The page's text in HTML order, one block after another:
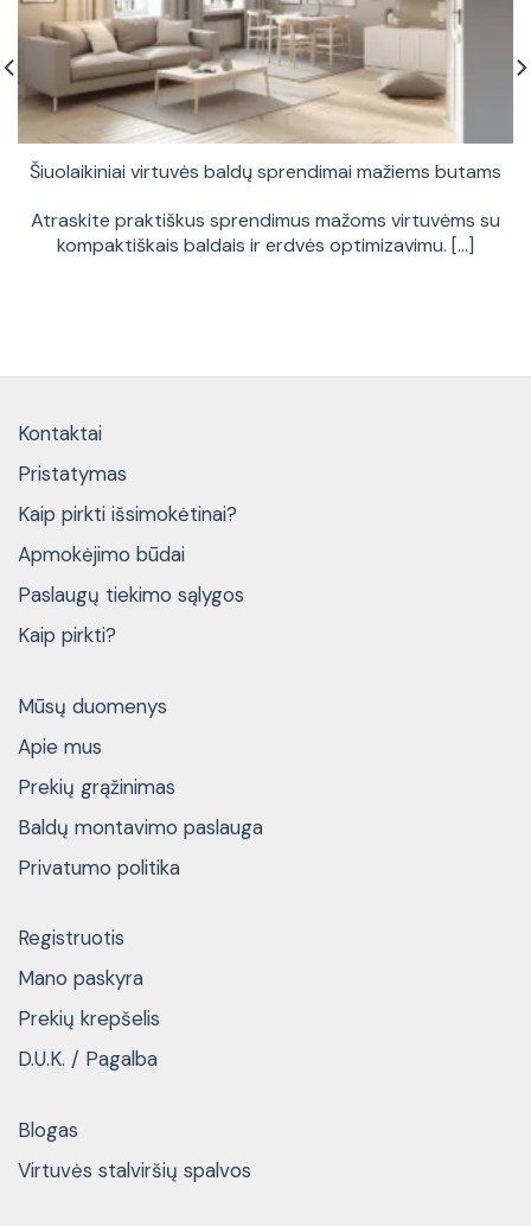
Šiuolaikiniai virtuvės baldų sprendimai mažiems butams
Atraskite praktiškus sprendimus mažoms virtuvėms su
kompaktiškais baldais ir erdvės optimizavimu. [...]
Kontaktai
Pristatymas
Kaip pirkti išsimokėtinai?
Apmokėjimo būdai
Paslaugų tiekimo sąlygos
Kaip pirkti?
Mūsų duomenys
Apie mus
Prekių grąžinimas
Baldų montavimo paslauga
Privatumo politika
Registruotis
Mano paskyra
Prekių krepšelis
D.U.K. / Pagalba
Blogas
Virtuvės stalviršių spalvos